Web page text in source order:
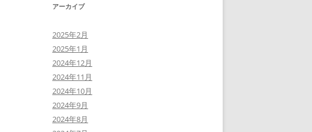
アーカイブ
2025年2月
2025年1月
2024年12月
2024年11月
2024年10月
2024年9月
2024年8月